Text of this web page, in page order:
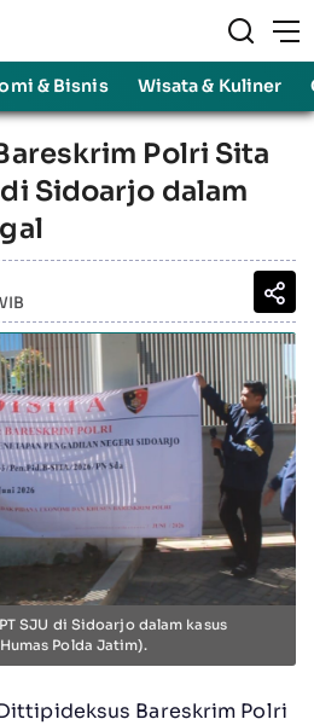
& Bisnis Wisata & Kuliner
Polri Sita
Sidoarjo dalam
SJU di Sidoarjo dalam kasus
Polda Jatim).
Bareskrim Polri